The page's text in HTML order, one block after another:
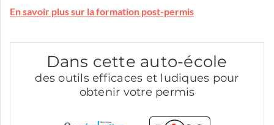
En savoir plus sur la formation post-permis
Dans cette auto-école
des outils efficaces et ludiques pour
obtenir votre permis